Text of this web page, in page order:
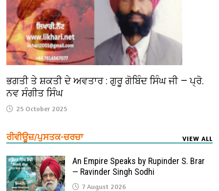
ਭਗਤੀ ਤੇ ਸ਼ਕਤੀ ਦੇ ਅਵਤਾਰ : ਗੁਰੂ ਗੋਬਿੰਦ ਸਿੰਘ ਜੀ — ਪ੍ਰੋ.
ਨਵ ਸੰਗੀਤ ਸਿੰਘ
25 October 2025
ਰੀਵੀਊਜ਼/ਪੁਸਤਕ-ਚਰਚਾ VIEW ALL
An Empire Speaks by Rupinder S. Brar
— Ravinder Singh Sodhi
7 August 2026